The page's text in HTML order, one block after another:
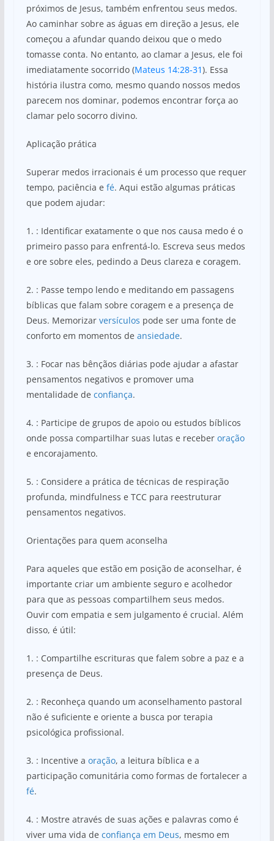
próximos de Jesus, também enfrentou seus medos.
Ao caminhar sobre as águas em direção a Jesus, ele
começou a afundar quando deixou que o medo
tomasse conta. No entanto, ao clamar a Jesus, ele foi
imediatamente socorrido (Mateus 14:28-31). Essa
história ilustra como, mesmo quando nossos medos
parecem nos dominar, podemos encontrar força ao
clamar pelo socorro divino.
Aplicação prática
Superar medos irracionais é um processo que requer
tempo, paciência e fé. Aqui estão algumas práticas
que podem ajudar:
1. : Identificar exatamente o que nos causa medo é o
primeiro passo para enfrentá-lo. Escreva seus medos
e ore sobre eles, pedindo a Deus clareza e coragem.
2. : Passe tempo lendo e meditando em passagens
bíblicas que falam sobre coragem e a presença de
Deus. Memorizar versículos pode ser uma fonte de
conforto em momentos de ansiedade.
3. : Focar nas bênçãos diárias pode ajudar a afastar
pensamentos negativos e promover uma
mentalidade de confiança.
4. : Participe de grupos de apoio ou estudos bíblicos
onde possa compartilhar suas lutas e receber oração
e encorajamento.
5. : Considere a prática de técnicas de respiração
profunda, mindfulness e TCC para reestruturar
pensamentos negativos.
Orientações para quem aconselha
Para aqueles que estão em posição de aconselhar, é
importante criar um ambiente seguro e acolhedor
para que as pessoas compartilhem seus medos.
Ouvir com empatia e sem julgamento é crucial. Além
disso, é útil:
1. : Compartilhe escrituras que falem sobre a paz e a
presença de Deus.
2. : Reconheça quando um aconselhamento pastoral
não é suficiente e oriente a busca por terapia
psicológica profissional.
3. : Incentive a oração, a leitura bíblica e a
participação comunitária como formas de fortalecer a
fé.
4. : Mostre através de suas ações e palavras como é
viver uma vida de confiança em Deus, mesmo em